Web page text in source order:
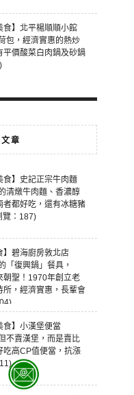
食】北平楊順順小館
包，經濟實惠的熱炒
平價酸菜白肉鍋及砂鍋
章
食】史記正宗牛肉麵
清燉牛肉麵、香濃醇
者都好吃，還有冰糖豬
覽：187)
】碧海廚房敦北店
「復興鍋」餐具，
朝聖！1970年創立老
所，經濟實惠，長輩會
食】小漢堡便當
不賣漢堡，而是賣比
吃高CP值便當，抗漲